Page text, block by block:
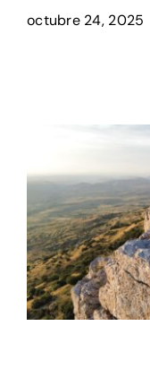
Contacto
octubre 24, 2025